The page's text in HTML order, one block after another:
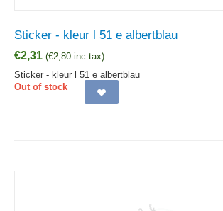
Sticker - kleur l 51 e albertblau
€2,31 (€2,80 inc tax)
Sticker - kleur l 51 e albertblau
Out of stock